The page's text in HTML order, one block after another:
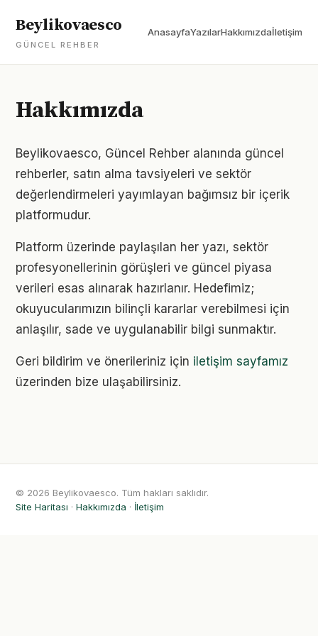
Beylikovaesco
GÜNCEL REHBER
AnasayfaYazılarHakkımızdaİletişim
Hakkımızda
Beylikovaesco, Güncel Rehber alanında güncel
rehberler, satın alma tavsiyeleri ve sektör
değerlendirmeleri yayımlayan bağımsız bir içerik
platformudur.
Platform üzerinde paylaşılan her yazı, sektör
profesyonellerinin görüşleri ve güncel piyasa
verileri esas alınarak hazırlanır. Hedefimiz;
okuyucularımızın bilinçli kararlar verebilmesi için
anlaşılır, sade ve uygulanabilir bilgi sunmaktır.
Geri bildirim ve önerileriniz için iletişim sayfamız
üzerinden bize ulaşabilirsiniz.
© 2026 Beylikovaesco. Tüm hakları saklıdır.
Site Haritası · Hakkımızda · İletişim